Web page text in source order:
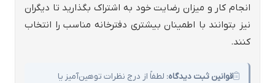
انجام کار و میزان رضایت خود به اشتراک بگذارید تا دیگران
نیز بتوانند با اطمینان بیشتری دفترخانه مناسب را انتخاب
کنند.
قوانین ثبت دیدگاه: لطفاً از درج نظرات توهین‌آمیز یا